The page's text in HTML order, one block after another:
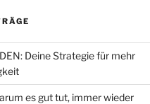
Deine Strategie für mehr
es gut tut, immer wieder